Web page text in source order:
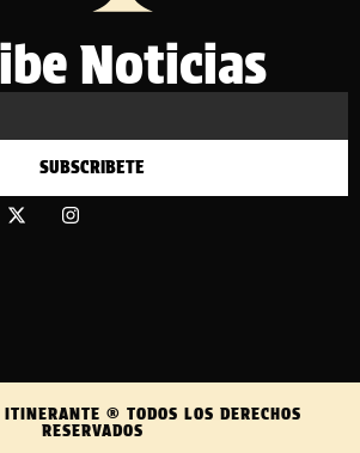
Noticias
SUBSCRIBETE
® TODOS LOS DERECHOS
RESERVADOS